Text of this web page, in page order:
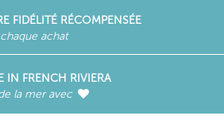
FIDÉLITÉ RÉCOMPENSÉE
achat
IN FRENCH RIVIERA
la mer avec